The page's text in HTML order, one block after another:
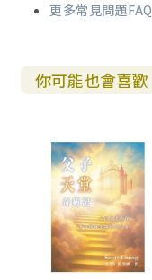
更多常見問題FAQ
你可能也會喜歡